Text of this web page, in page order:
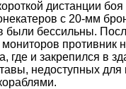
дистанции
с 20-мм
были бессильны.
противник
где и закрепился в
недоступных для